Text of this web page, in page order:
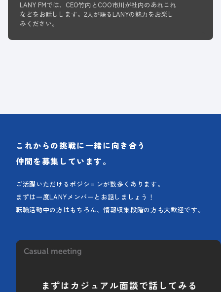
LANY FMでは、CEO竹内とCOO市川が社内のあれこれ
などをお話しします。2人が語るLANYの魅力をお楽し
みください。
これからの挑戦に一緒に向き合う
仲間を募集しています。
ご活躍いただけるポジションが数多くあります。
まずは一度LANYメンバーとお話しましょう！
転職活動中の方はもちろん、情報収集段階の方も大歓迎です。
Casual meeting
まずはカジュアル面談で話してみる